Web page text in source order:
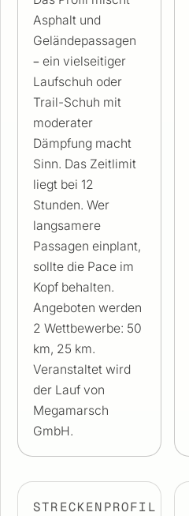
Asphalt und
Geländepassagen
– ein vielseitiger
Laufschuh oder
Trail-Schuh mit
moderater
Dämpfung macht
Sinn. Das Zeitlimit
liegt bei 12
Stunden. Wer
langsamere
Passagen einplant,
sollte die Pace im
Kopf behalten.
Angeboten werden
2 Wettbewerbe: 50
km, 25 km.
Veranstaltet wird
der Lauf von
Megamarsch
GmbH.
STRECKENPROFIL